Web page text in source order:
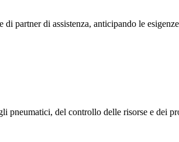
partner di assistenza, anticipando le
pneumatici, del controllo delle risorse e dei